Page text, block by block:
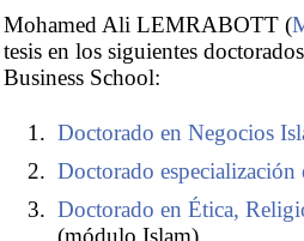
Mohamed Ali LEMRABOTT (
tesis en los siguientes
Business School:
Doctorado en Negocios
Doctorado
Doctorado en Ética,
(módulo Islam)